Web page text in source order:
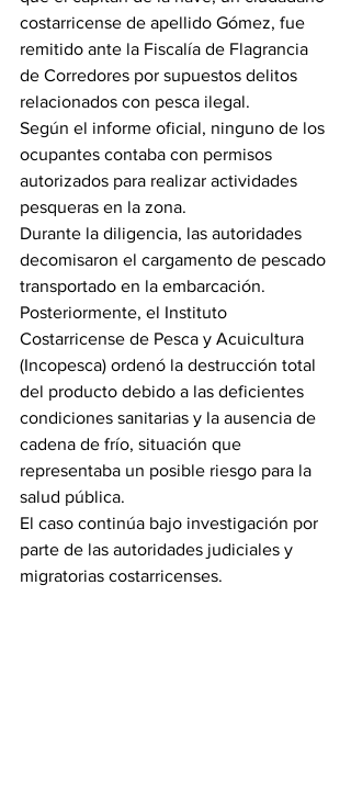
costarricense de apellido Gómez, fue
remitido ante la Fiscalía de Flagrancia
de Corredores por supuestos delitos
relacionados con pesca ilegal.
Según el informe oficial, ninguno de los
ocupantes contaba con permisos
autorizados para realizar actividades
pesqueras en la zona.
Durante la diligencia, las autoridades
decomisaron el cargamento de pescado
transportado en la embarcación.
Posteriormente, el Instituto
Costarricense de Pesca y Acuicultura
(Incopesca) ordenó la destrucción total
del producto debido a las deficientes
condiciones sanitarias y la ausencia de
cadena de frío, situación que
representaba un posible riesgo para la
salud pública.
El caso continúa bajo investigación por
parte de las autoridades judiciales y
migratorias costarricenses.